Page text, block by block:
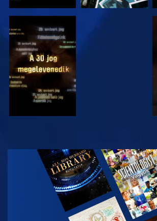
MŰSORNÉZÉS
MŰSORNÉZÉS